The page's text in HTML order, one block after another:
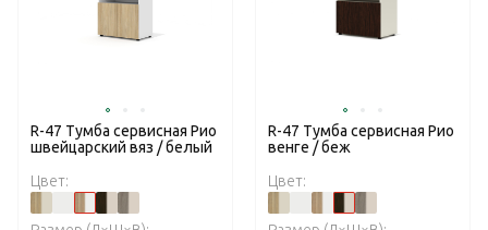
R-47 Тумба сервисная Рио
швейцарский вяз / белый
Цвет:
R-47 Тумба сервисная Рио
венге / беж
Цвет: